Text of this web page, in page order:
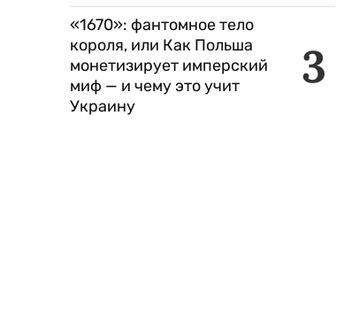
3
«1670»: фантомное тело
короля, или Как Польша
монетизирует имперский
миф — и чему это учит
Украину